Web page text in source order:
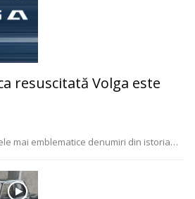
resuscitată Volga este
mai emblematice denumiri din istoria…